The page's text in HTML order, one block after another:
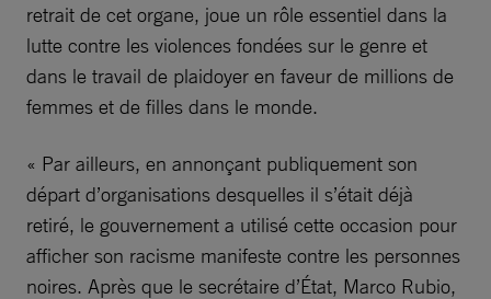
retrait de cet organe, joue un rôle essentiel dans la
lutte contre les violences fondées sur le genre et
dans le travail de plaidoyer en faveur de millions de
femmes et de filles dans le monde.
« Par ailleurs, en annonçant publiquement son
départ d’organisations desquelles il s’était déjà
retiré, le gouvernement a utilisé cette occasion pour
afficher son racisme manifeste contre les personnes
noires. Après que le secrétaire d’État, Marco Rubio,